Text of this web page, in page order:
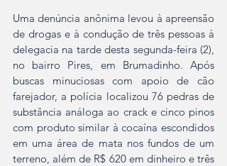
Uma denúncia anônima levou à apreensão
de drogas e à condução de três pessoas à
delegacia na tarde desta segunda-feira (2),
no bairro Pires, em Brumadinho. Após
buscas minuciosas com apoio de cão
farejador, a polícia localizou 76 pedras de
substância análoga ao crack e cinco pinos
com produto similar à cocaína escondidos
em uma área de mata nos fundos de um
terreno, além de R$ 620 em dinheiro e três